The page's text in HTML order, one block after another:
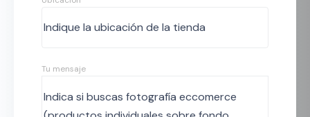
Tu mensaje